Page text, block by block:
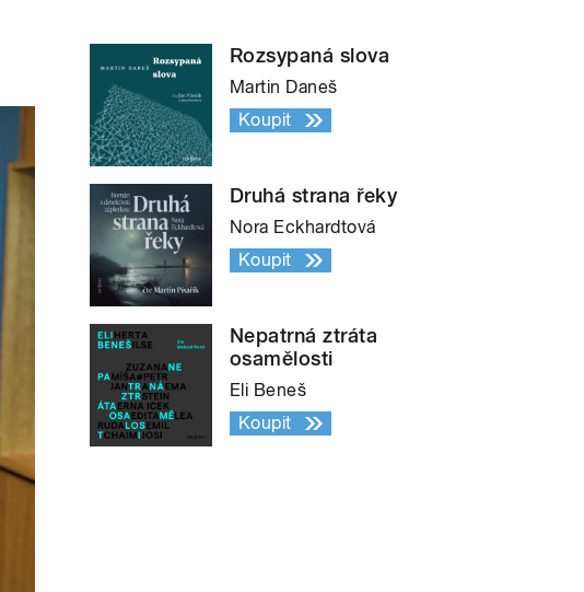
Rozsypaná slova
Martin Daneš
Koupit
Druhá strana řeky
Nora Eckhardtová
Koupit
Nepatrná ztráta
osamělosti
Eli Beneš
Koupit